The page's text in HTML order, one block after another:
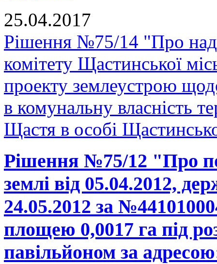
25.04.2017
Рішення №75/14 "Про
комітету Щастинської
проекту землеустрою
в комунальну власність
Щастя в особі
Рішення №75/12 "Про
землі від 05.04.2012,
24.05.2012 за
площею 0,0017 га під
павільйоном за